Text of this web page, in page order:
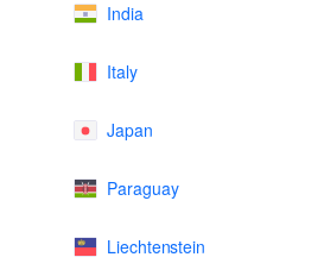
India
Italy
Japan
Paraguay
Liechtenstein